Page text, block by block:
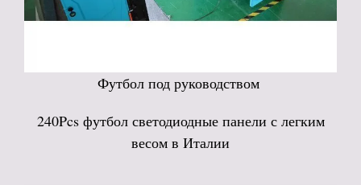
Футбол под руководством
240Pcs футбол светодиодные панели с легким
весом в Италии